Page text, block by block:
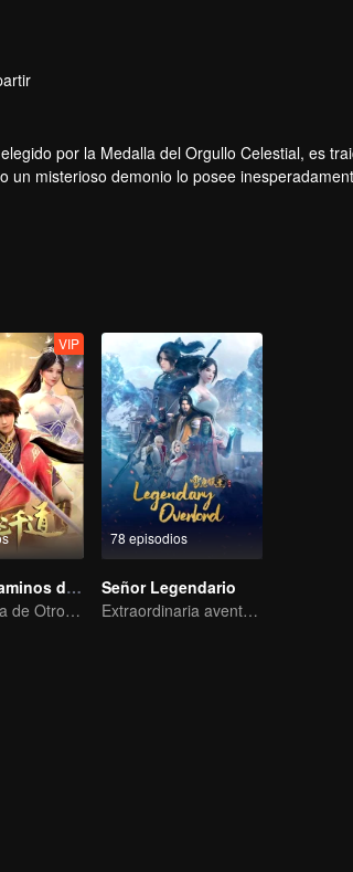
por la Medalla del Orgullo Celestial, es
un misterioso demonio lo posee
VIP
Tres Mil Caminos de Wu Ying
La Aventura de Otro Mundo del Yerno Viajero en el Tiempo
78 episodios
Señor Legendario
Extraordinaria aventura, una adolescente renacida de la adversidad.